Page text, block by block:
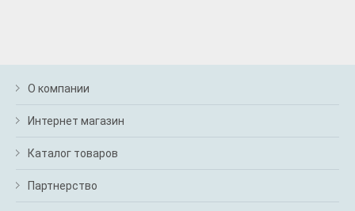
О компании
Интернет магазин
Каталог товаров
Партнерство